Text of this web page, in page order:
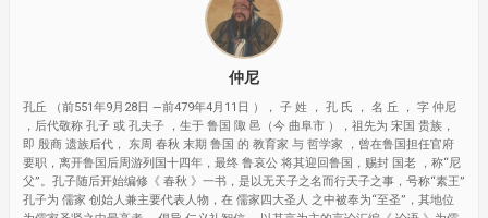
仲尼
孔丘 （前551年9月28日 —前479年4月11日 ）， 子 姓 ， 孔 氏 ， 名 丘 ， 字 仲尼
，后代敬称 孔子 或 孔夫子 ，生于 鲁国 陬 邑（今 曲阜市 ），祖先为 宋国 贵族，
即 殷商 遗族后代， 东周 春秋 末期 鲁国 的 教育家 与 哲学家 ，曾在鲁国担任官府
要职，离开鲁国后周游列国十四年，最终 鲁哀公 将其迎回鲁国，赐封 国老 ，称“尼
父”。孔子随后开始编修《 春秋 》一书，是以无天子之名而行天子之事，号称“素王”
孔子为 儒家 创始人兼主要代表人物，在 儒家四大圣人 之中被奉为“至圣”，其地位